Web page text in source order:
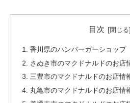
目次
香川県のハンバーガーショッ
さぬき市のマクドナルドのお店
三豊市のマクドナルドのお店情
丸亀市のマクドナルドのお店情